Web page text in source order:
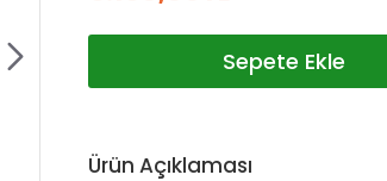
Sepete Ekle
Ürün Açıklaması